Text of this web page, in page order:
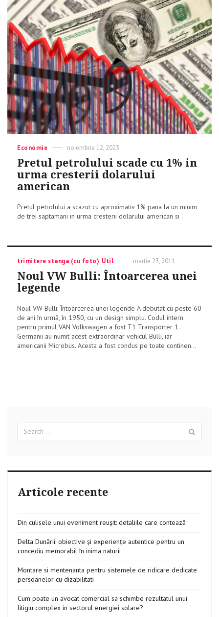
Categories
Economie
Posted
noiembrie 12, 2023
Pretul petrolului scade cu 1% in
urma cresterii dolarului
american
Pretul petrolului a scazut cu aproximativ 1% pana la un minim
de trei saptamani in urma cresterii dolarului american si ...
Categories
trimitere stanga (cu foto), Util
Posted
martie 23, 2011
Noul VW Bulli: Întoarcerea unei
legende
Noul VW Bulli: Întoarcerea unei legende A debutat cu peste 60
de ani în urmă, în 1950, cu un design simplu. Codul intern
pentru primul VAN Volkswagen a fost T1 Transporter 1.
Germanii au numit acest extraordinar vehicul Bulli, iar
americanii Microbus. Acesta a fost condus pe toate continen...
for:
Articole recente
Din culisele unui eveniment reușit: detaliile care contează
Delta Dunării: obiective și experiențe autentice pentru un
concediu memorabil în inima naturii
Montare si mentenanta pentru sistemele de ridicare dedicate
persoanelor cu dizabilitati
Cum poate un avocat comercial sa schimbe rezultatul unui
litigiu complex in sectorul energiei solare?